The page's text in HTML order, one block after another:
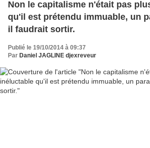
Non le capitalisme n'était pas
qu'il est prétendu immuable, un
il faudrait sortir.
Publié le 19/10/2014 à 09:37
Par Daniel JAGLINE djexreveur